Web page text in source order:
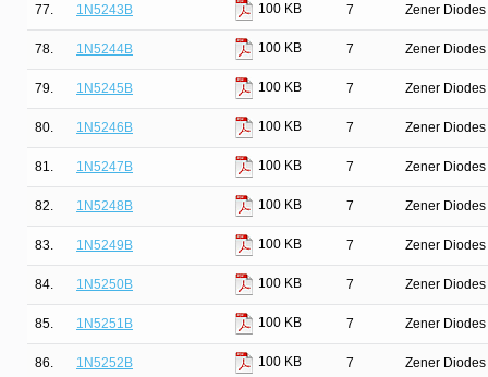
77. 1N5243B 100 KB 7 Zener
78. 1N5244B 100 KB 7 Zener
79. 1N5245B 100 KB 7 Zener
80. 1N5246B 100 KB 7 Zener
81. 1N5247B 100 KB 7 Zener
82. 1N5248B 100 KB 7 Zener
83. 1N5249B 100 KB 7 Zener
84. 1N5250B 100 KB 7 Zener
85. 1N5251B 100 KB 7 Zener
86. 1N5252B 100 KB 7 Zener